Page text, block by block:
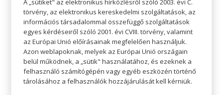
A „sütiket" az elektronikus hírközlésről szóló 2003. évi C.
törvény, az elektronikus kereskedelmi szolgáltatások, az
információs társadalommal összefüggő szolgáltatások
egyes kérdéseiről szóló 2001. évi CVIII. törvény, valamint
az Európai Unió előírásainak megfelelően használjuk.
Azon weblapoknak, melyek az Európai Unió országain
belül működnek, a „sütik" használatához, és ezeknek a
felhasználó számítógépén vagy egyéb eszközén történő
tárolásához a felhasználók hozzájárulását kell kérniük.